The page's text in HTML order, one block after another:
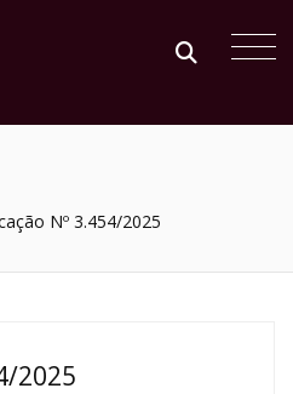
Nº 3.454/2025
2025